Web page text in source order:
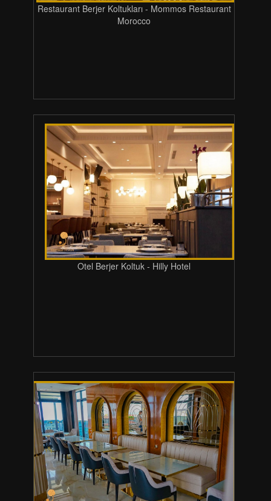
Restaurant Berjer Koltukları - Mommos Restaurant
Morocco
Otel Berjer Koltuk - Hilly Hotel